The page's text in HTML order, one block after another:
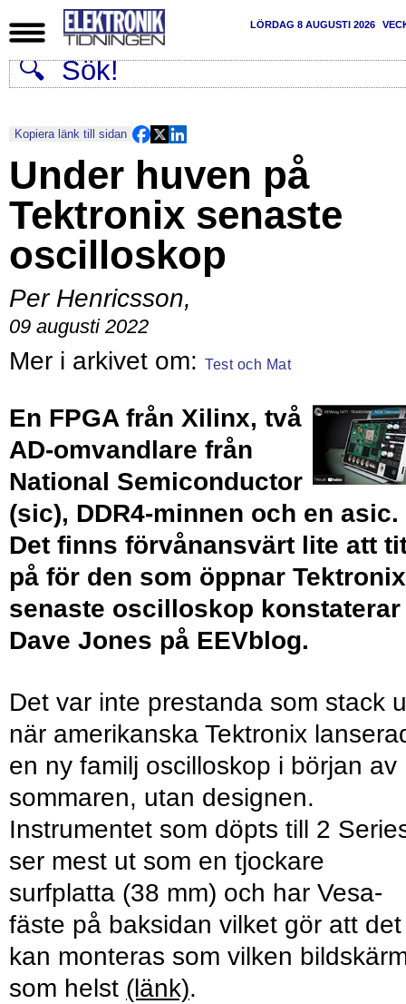
LÖRDAG 8 AUGUSTI 2026
Kopiera länk till sidan
Under huven på
Tektronix senaste
oscilloskop
Per Henricsson,
09 augusti 2022
Test och Mat
En FPGA från Xilinx, två
AD-omvandlare från
National Semiconductor
(sic), DDR4-minnen och en asic.
Det finns förvånansvärt lite att
på för den som öppnar Tektronix
senaste oscilloskop konstaterar
Dave Jones på EEVblog.
Det var inte prestanda som stack
när amerikanska Tektronix
en ny familj oscilloskop i början av
sommaren, utan designen.
Instrumentet som döpts till 2
ser mest ut som en tjockare
surfplatta (38 mm) och har Vesa-
fäste på baksidan vilket gör att det
kan monteras som vilken
som helst (länk).